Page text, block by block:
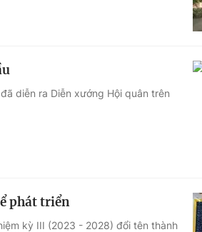
Tuyển sinh
Học trực tuyến
diễn ra Diễn xướng Hội quân trên
phát triển
kỳ III (2023 - 2028) đổi tên thành